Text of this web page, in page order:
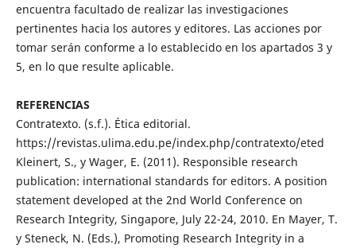
encuentra facultado de realizar las investigaciones
pertinentes hacia los autores y editores. Las acciones por
tomar serán conforme a lo establecido en los apartados 3 y
5, en lo que resulte aplicable.
REFERENCIAS
Contratexto. (s.f.). Ética editorial.
https://revistas.ulima.edu.pe/index.php/contratexto/eted
Kleinert, S., y Wager, E. (2011). Responsible research
publication: international standards for editors. A position
statement developed at the 2nd World Conference on
Research Integrity, Singapore, July 22-24, 2010. En Mayer, T.
y Steneck, N. (Eds.), Promoting Research Integrity in a